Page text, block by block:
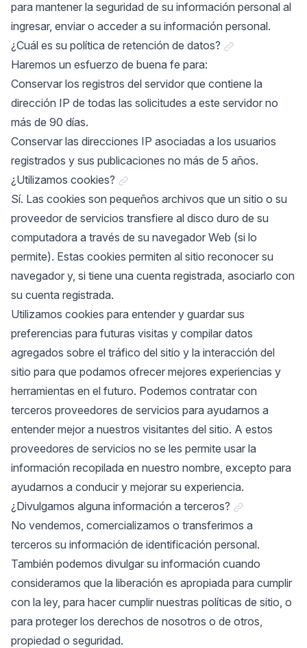
para mantener la seguridad de su información personal al
ingresar, enviar o acceder a su información personal.
¿Cuál es su política de retención de datos? Link a "¿Cuál
Haremos un esfuerzo de buena fe para:
Conservar los registros del servidor que contiene la
dirección IP de todas las solicitudes a este servidor no
más de 90 días.
Conservar las direcciones IP asociadas a los usuarios
registrados y sus publicaciones no más de 5 años.
¿Utilizamos cookies? Link a "¿Utilizamos cookies?"
Sí. Las cookies son pequeños archivos que un sitio o su
proveedor de servicios transfiere al disco duro de su
computadora a través de su navegador Web (si lo
permite). Estas cookies permiten al sitio reconocer su
navegador y, si tiene una cuenta registrada, asociarlo con
su cuenta registrada.
Utilizamos cookies para entender y guardar sus
preferencias para futuras visitas y compilar datos
agregados sobre el tráfico del sitio y la interacción del
sitio para que podamos ofrecer mejores experiencias y
herramientas en el futuro. Podemos contratar con
terceros proveedores de servicios para ayudarnos a
entender mejor a nuestros visitantes del sitio. A estos
proveedores de servicios no se les permite usar la
información recopilada en nuestro nombre, excepto para
ayudarnos a conducir y mejorar su experiencia.
¿Divulgamos alguna información a terceros? Link a
No vendemos, comercializamos o transferimos a
terceros su información de identificación personal.
También podemos divulgar su información cuando
consideramos que la liberación es apropiada para cumplir
con la ley, para hacer cumplir nuestras políticas de sitio, o
para proteger los derechos de nosotros o de otros,
propiedad o seguridad.